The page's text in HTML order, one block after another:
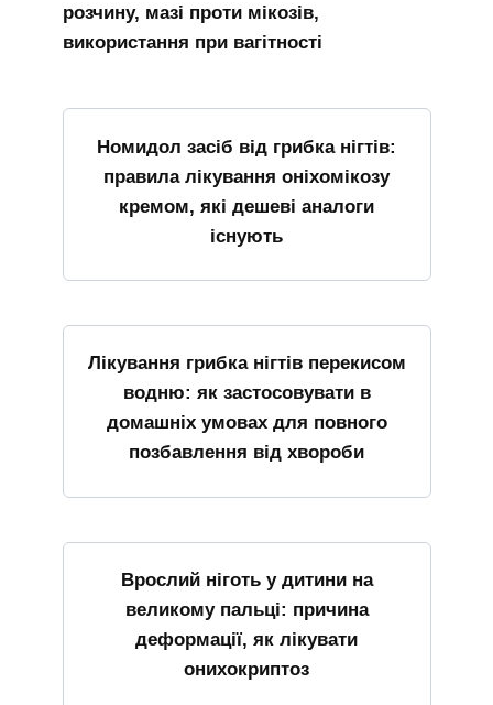
розчину, мазі проти мікозів,
використання при вагітності
Номидол засіб від грибка нігтів:
правила лікування оніхомікозу
кремом, які дешеві аналоги
існують
Лікування грибка нігтів перекисом
водню: як застосовувати в
домашніх умовах для повного
позбавлення від хвороби
Врослий ніготь у дитини на
великому пальці: причина
деформації, як лікувати
онихокриптоз